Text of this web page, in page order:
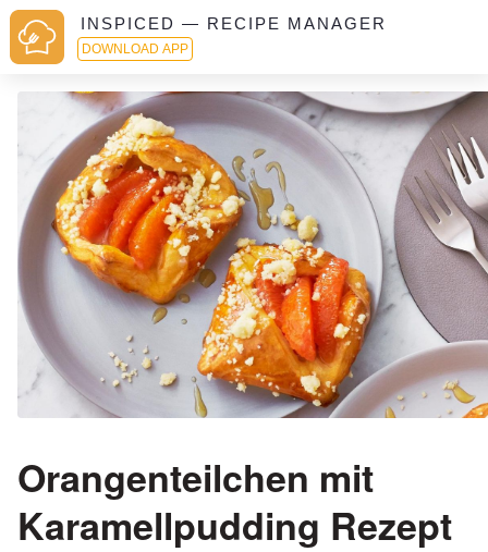
INSPICED — RECIPE MANAGER
DOWNLOAD APP
Orangenteilchen mit
Karamellpudding Rezept